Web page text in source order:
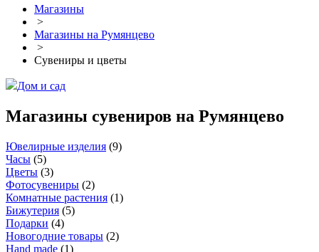
Магазины
>
Магазины на Румянцево
>
Сувениры и цветы
Дом и сад
Магазины сувениров на Румянцево
Ювелирные изделия (9)
Часы (5)
Цветы (3)
Фотосувениры (2)
Комнатные растения (1)
Бижутерия (5)
Подарки (4)
Новогодние товары (2)
Hand made (1)